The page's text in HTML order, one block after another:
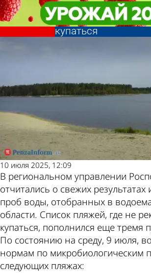
В Пензенской
водоемах не
купаться
Общество
10 июля 2025, 12:09
В региональном управлении
отчитались о свежих результатах
проб воды, отобранных в
области. Список пляжей, где не
купаться, пополнился еще тремя
По состоянию на среду, 9 июля,
нормам по микробиологическим
следующих пляжах:
В Пензенской
водоемах не
купаться
Общество
Другие
новости
теме
Погода и
курсы
Пензе